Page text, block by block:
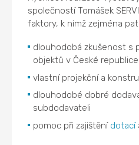
společností Tomášek
faktory, k nimž zejména
dlouhodobá zkušenost s
objektů v České republice
vlastní projekční a
dlouhodobé dobré
subdodavateli
pomoc při zajištění dotací